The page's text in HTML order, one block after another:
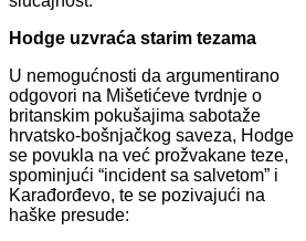
Hodge uzvraća starim tezama
U nemogućnosti da argumentirano
odgovori na Mišetićeve tvrdnje o
britanskim pokušajima sabotaže
hrvatsko-bošnjačkog saveza, Hodge
se povukla na već prožvakane teze,
spominjući “incident sa salvetom” i
Karađorđevo, te se pozivajući na
haške presude: